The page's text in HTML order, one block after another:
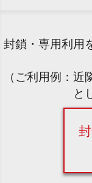
封鎖・専用利用
（ご利用例：
と